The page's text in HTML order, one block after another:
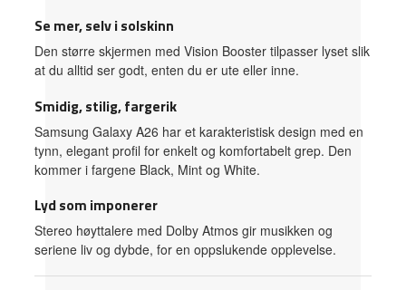
Se mer, selv i solskinn
Den større skjermen med Vision Booster tilpasser lyset slik
at du alltid ser godt, enten du er ute eller inne.
Smidig, stilig, fargerik
Samsung Galaxy A26 har et karakteristisk design med en
tynn, elegant profil for enkelt og komfortabelt grep. Den
kommer i fargene Black, Mint og White.
Lyd som imponerer
Stereo høyttalere med Dolby Atmos gir musikken og
seriene liv og dybde, for en oppslukende opplevelse.